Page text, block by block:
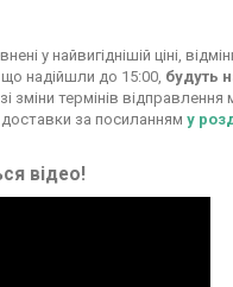
у найвигіднішій ціні,
що надійшли до 15:00, будуть
зміни термінів
за посиланням у
відео!